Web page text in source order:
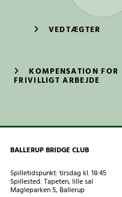
VEDTÆGTER
KOMPENSATION FOR
FRIVILLIGT ARBEJDE
BALLERUP BRIDGE CLUB
Spilletidspunkt: tirsdag kl. 18:45
Spillested: Tapeten, lille sal
Magleparken 5, Ballerup